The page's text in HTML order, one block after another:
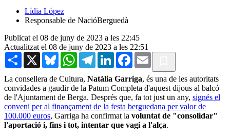
Lídia López
Responsable de NacióBerguedà
Publicat el 08 de juny de 2023 a les 22:45
Actualitzat el 08 de juny de 2023 a les 22:51
Share X BlueskyWhatsAppTelegramLinkedInFacebook
Email
La consellera de Cultura, Natàlia Garriga, és una de les autoritats
convidades a gaudir de la Patum Completa d'aquest dijous al balcó
de l'Ajuntament de Berga. Després que, fa tot just un any, signés el
conveni per al finançament de la festa berguedana per valor de
100.000 euros, Garriga ha confirmat la voluntat de "consolidar"
l'aportació i, fins i tot, intentar que vagi a l'alça.